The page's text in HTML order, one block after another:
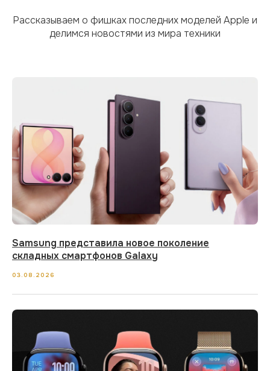
Рассказываем о фишках последних моделей Apple и
делимся новостями из мира техники
Samsung представила новое поколение
складных смартфонов Galaxy
03.08.2026